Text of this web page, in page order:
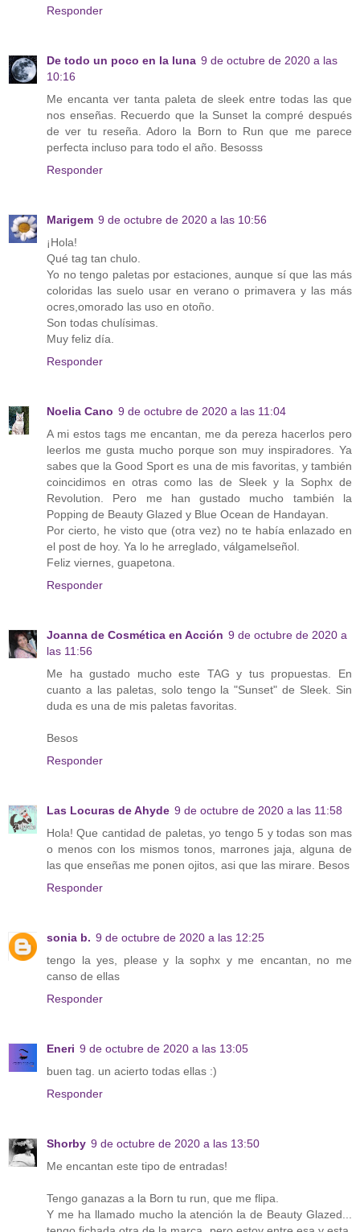
Responder
De todo un poco en la luna 9 de octubre de 2020 a las
10:16
Me encanta ver tanta paleta de sleek entre todas las que
nos enseñas. Recuerdo que la Sunset la compré después
de ver tu reseña. Adoro la Born to Run que me parece
perfecta incluso para todo el año. Besosss
Responder
Marigem 9 de octubre de 2020 a las 10:56
¡Hola!
Qué tag tan chulo.
Yo no tengo paletas por estaciones, aunque sí que las más
coloridas las suelo usar en verano o primavera y las más
ocres,omorado las uso en otoño.
Son todas chulísimas.
Muy feliz día.
Responder
Noelia Cano 9 de octubre de 2020 a las 11:04
A mi estos tags me encantan, me da pereza hacerlos pero
leerlos me gusta mucho porque son muy inspiradores. Ya
sabes que la Good Sport es una de mis favoritas, y también
coincidimos en otras como las de Sleek y la Sophx de
Revolution. Pero me han gustado mucho también la
Popping de Beauty Glazed y Blue Ocean de Handayan.
Por cierto, he visto que (otra vez) no te había enlazado en
el post de hoy. Ya lo he arreglado, válgamelseñol.
Feliz viernes, guapetona.
Responder
Joanna de Cosmética en Acción 9 de octubre de 2020 a
las 11:56
Me ha gustado mucho este TAG y tus propuestas. En
cuanto a las paletas, solo tengo la "Sunset" de Sleek. Sin
duda es una de mis paletas favoritas.
Besos
Responder
Las Locuras de Ahyde 9 de octubre de 2020 a las 11:58
Hola! Que cantidad de paletas, yo tengo 5 y todas son mas
o menos con los mismos tonos, marrones jaja, alguna de
las que enseñas me ponen ojitos, asi que las mirare. Besos
Responder
sonia b. 9 de octubre de 2020 a las 12:25
tengo la yes, please y la sophx y me encantan, no me
canso de ellas
Responder
Eneri 9 de octubre de 2020 a las 13:05
buen tag. un acierto todas ellas :)
Responder
Shorby 9 de octubre de 2020 a las 13:50
Me encantan este tipo de entradas!
Tengo ganazas a la Born tu run, que me flipa.
Y me ha llamado mucho la atención la de Beauty Glazed...